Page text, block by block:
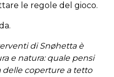
le regole del gioco.
di Snøhetta è
e natura: quale pensi
delle coperture a tetto